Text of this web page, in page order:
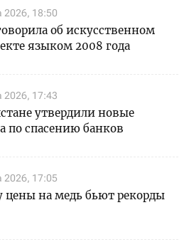
2026, 18:50
об искусственном
языком 2008 года
2026, 17:43
утвердили новые
по спасению банков
2026, 17:05
цены на медь бьют рекорды